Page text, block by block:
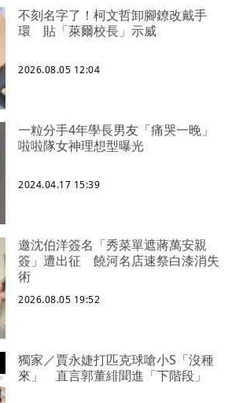
不刻名字了！柯文哲卸腳鐐改戴手
環 貼「萊爾校長」示威
2026.08.05 12:04
一粒分手4年學長男友「痛哭一晚」
啦啦隊女神理想型曝光
2024.04.17 15:39
邀沈伯洋簽名「秀菜單遮蔣萬安親
簽」遭出征 饒河名店速祭白漆消失
術
2026.08.05 19:52
獨家／賈永婕打匹克球嗆小S「沒種
來」 直言郭董緋聞進「下階段」